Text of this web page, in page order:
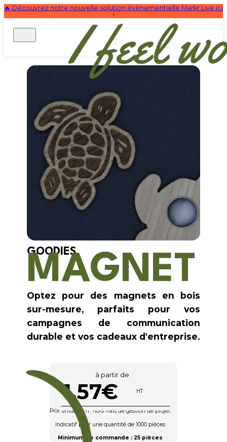
🔥 Découvrez notre nouvelle solution évènementielle Markr.Live ici
!
GOODIES
MAGNET
Optez pour des magnets en bois
sur-mesure, parfaits pour vos
campagnes de communication
durable et vos cadeaux d'entreprise.
à partir de
1,57€ HT
Prix unitaire HT, hors frais de gestion de projet
Indicatif pour une quantité de 1000 pièces
Minimum de commande : 25 pièces